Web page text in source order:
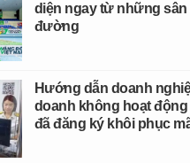
diện ngay từ những
đường
Hướng dẫn doanh
doanh không hoạt động
đã đăng ký khôi phục